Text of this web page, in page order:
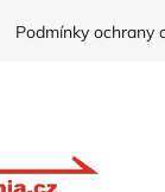
Podmínky ochrany